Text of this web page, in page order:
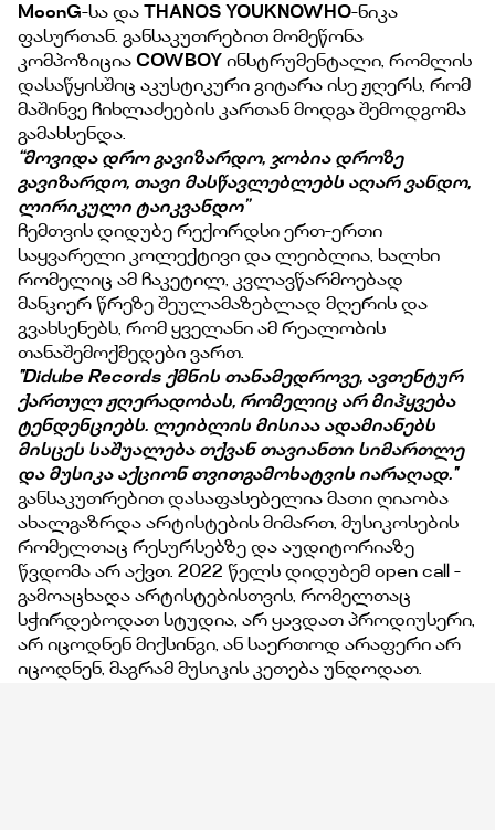
MoonG-სა და THANOS YOUKNOWHO-ნიკა
ფასურთან. განსაკუთრებით მომეწონა
კომპოზიცია COWBOY ინსტრუმენტალი, რომლის
დასაწყისშიც აკუსტიკური გიტარა ისე ჟღერს, რომ
მაშინვე ჩიხლაძეების კართან მოდგა შემოდგომა
გამახსენდა.
“მოვიდა დრო გავიზარდო, ჯობია დროზე
გავიზარდო, თავი მასწავლებლებს აღარ ვანდო,
ლირიკული ტაიკვანდო”
ჩემთვის დიდუბე რექორდსი ერთ-ერთი
საყვარელი კოლექტივი და ლეიბლია, ხალხი
რომელიც ამ ჩაკეტილ, კვლავწარმოებად
მანკიერ წრეზე შეულამაზებლად მღერის და
გვახსენებს, რომ ყველანი ამ რეალობის
თანაშემოქმედები ვართ.
''Didube Records ქმნის თანამედროვე, ავთენტურ
ქართულ ჟღერადობას, რომელიც არ მიჰყვება
ტენდენციებს. ლეიბლის მისიაა ადამიანებს
მისცეს საშუალება თქვან თავიანთი სიმართლე
და მუსიკა აქციონ თვითგამოხატვის იარაღად.''
განსაკუთრებით დასაფასებელია მათი ღიაობა
ახალგაზრდა არტისტების მიმართ, მუსიკოსების
რომელთაც რესურსებზე და აუდიტორიაზე
წვდომა არ აქვთ. 2022 წელს დიდუბემ open call -
გამოაცხადა არტისტებისთვის, რომელთაც
სჭირდებოდათ სტუდია, არ ყავდათ პროდიუსერი,
არ იცოდნენ მიქსინგი, ან საერთოდ არაფერი არ
იცოდნენ, მაგრამ მუსიკის კეთება უნდოდათ.